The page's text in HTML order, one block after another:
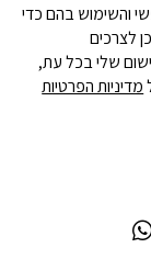
והשימוש בהם כדי
לצרכים
שלי בכל עת,
מדיניות הפרטיות